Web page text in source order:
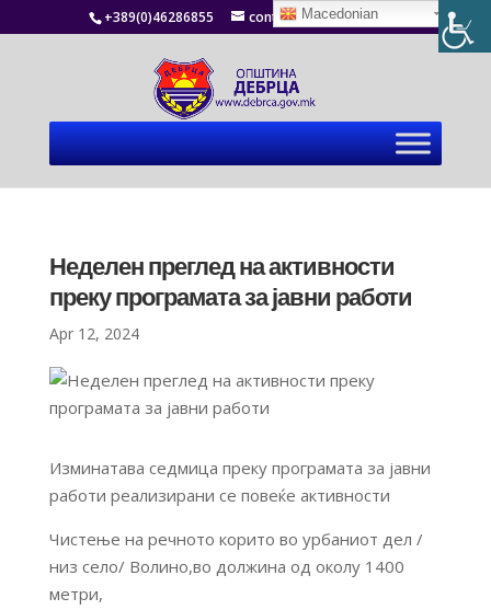
+389(0)46286855 contact@debrca.gov.mk
Неделен преглед на активности
преку програмата за јавни работи
Apr 12, 2024
Изминатава седмица преку програмата за јавни
работи реализирани се повеќе активности
Чистење на речното корито во урбаниот дел /
низ село/ Волино,во должина од околу 1400
метри,
Macedonian